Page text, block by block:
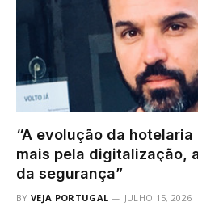
“A evolução da
mais pela digitalização,
da segurança”
BY VEJA PORTUGAL JULHO 15, 2026